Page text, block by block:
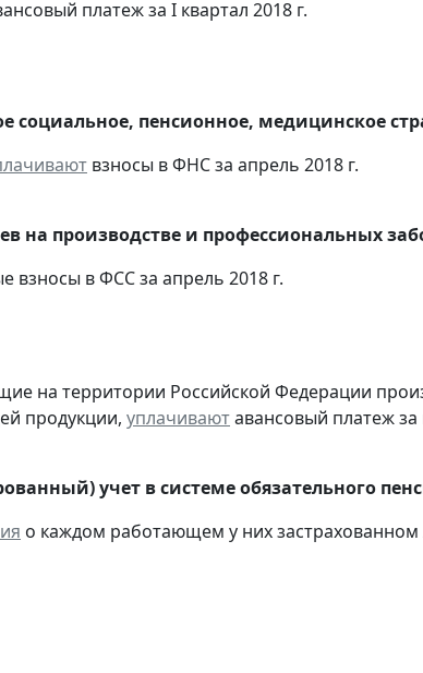
платеж за I квартал 2018 г.
социальное, пенсионное, медицинское
взносы в ФНС за апрель 2018 г.
на производстве и профессиональных
взносы в ФСС за апрель 2018 г.
на территории Российской Федерации
продукции, уплачиваютавансовый платеж за
учет в системе обязательного
о каждом работающем у них застрахованном